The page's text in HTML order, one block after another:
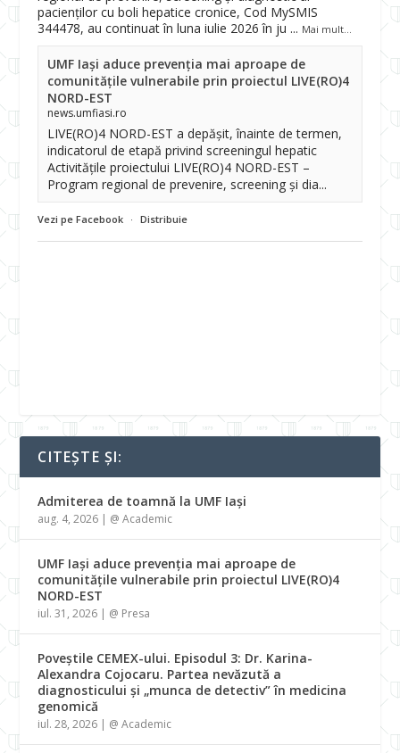
pacienților cu boli hepatice cronice, Cod MySMIS
344478, au continuat în luna iulie 2026 în ju ... Mai mult...
UMF Iași aduce prevenția mai aproape de
comunitățile vulnerabile prin proiectul LIVE(RO)4
NORD-EST
news.umfiasi.ro
LIVE(RO)4 NORD-EST a depășit, înainte de termen,
indicatorul de etapă privind screeningul hepatic
Activitățile proiectului LIVE(RO)4 NORD-EST –
Program regional de prevenire, screening și dia...
Vezi pe Facebook · Distribuie
CITEȘTE ȘI:
Admiterea de toamnă la UMF Iași
aug. 4, 2026 | @ Academic
UMF Iași aduce prevenția mai aproape de
comunitățile vulnerabile prin proiectul LIVE(RO)4
NORD-EST
iul. 31, 2026 | @ Presa
Poveștile CEMEX-ului. Episodul 3: Dr. Karina-
Alexandra Cojocaru. Partea nevăzută a
diagnosticului și „munca de detectiv” în medicina
genomică
iul. 28, 2026 | @ Academic